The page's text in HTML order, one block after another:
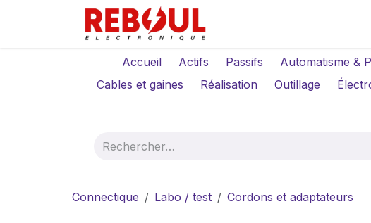
Se rendre au contenu
Accueil Actifs Passifs Automatisme &
Cables et gaines
Réalisation Outillage
Connectique Labo / test Cordons et adaptateurs